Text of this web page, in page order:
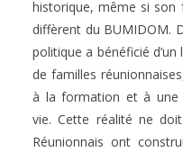
historique, même si son
diffèrent du BUMIDOM.
politique a bénéficié
de familles
à la formation et à une
vie. Cette réalité ne
Réunionnais ont